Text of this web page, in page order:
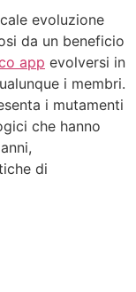
evoluzione
da un beneficio
app evolversi in
i membri.
i mutamenti
che hanno
di